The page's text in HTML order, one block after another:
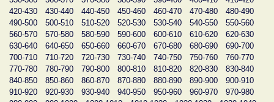
420-430
430-440 440-450 450-460 460-470 470-480
480-490
490-500
500-510 510-520 520-530 530-540 540-550
550-560
560-570
570-580 580-590 590-600 600-610 610-620
620-630
630-640
640-650 650-660 660-670 670-680 680-690
690-700
700-710
710-720 720-730 730-740 740-750 750-760
760-770
770-780
780-790 790-800 800-810 810-820 820-830
830-840
840-850
850-860 860-870 870-880 880-890 890-900
900-910
910-920
920-930 930-940 940-950 950-960 960-970
970-980